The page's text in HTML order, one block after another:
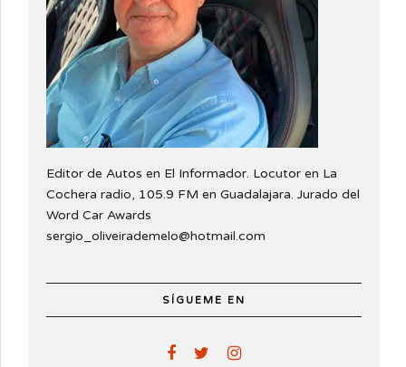
Editor de Autos en El Informador. Locutor en La
Cochera radio, 105.9 FM en Guadalajara. Jurado del
Word Car Awards
sergio_oliveirademelo@hotmail.com
SÍGUEME EN